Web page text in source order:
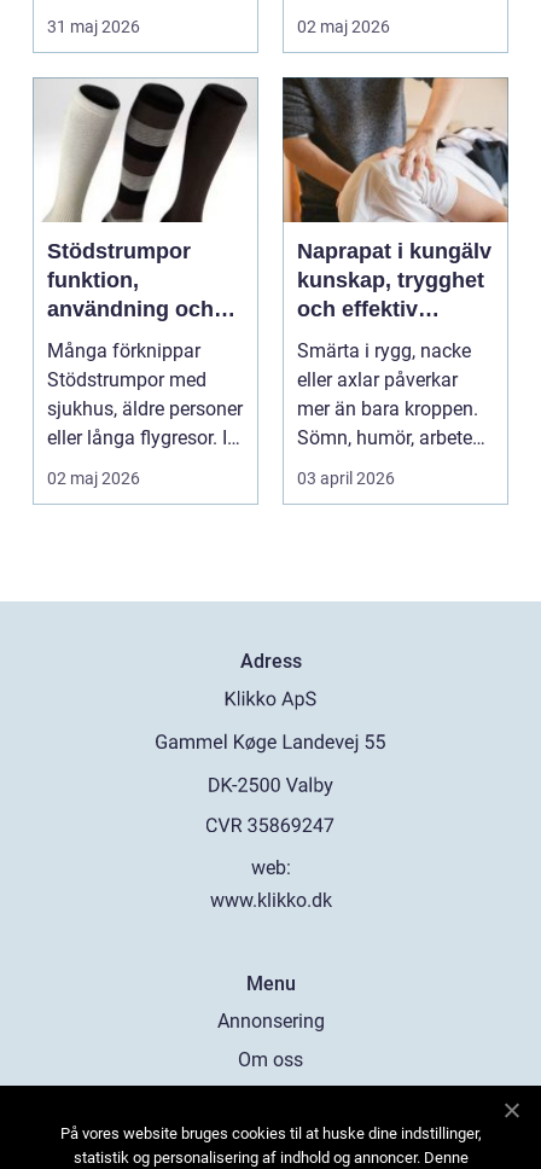
kronor, broar,
implantat, ...
31 maj 2026
från stressläge till
02 maj 2026
Stödstrumpor
funktion,
användning och
hur du väljer rätt
Många förknippar
Stödstrumpor med
sjukhus, äldre personer
eller långa flygresor. I
verkligheten är d...
02 maj 2026
Naprapat i kungälv
kunskap, trygghet
och effektiv
smärtlindring
Smärta i rygg, nacke
eller axlar påverkar
mer än bara kroppen.
Sömn, humör, arbete
och vardag blir l...
03 april 2026
Adress
web:
www.klikko.dk
Menu
Annonsering
Om oss
Kontakta oss
På vores website bruges cookies til at huske dine indstillinger,
statistik og personalisering af indhold og annoncer. Denne